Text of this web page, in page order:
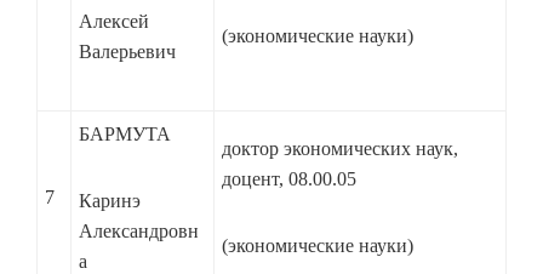
Алексей
Валерьевич
(экономические науки)
7
БАРМУТА
Каринэ
Александровн
а
доктор экономических наук,
доцент, 08.00.05
(экономические науки)